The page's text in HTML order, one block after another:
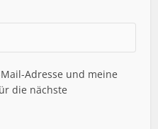
Adresse und meine
die nächste